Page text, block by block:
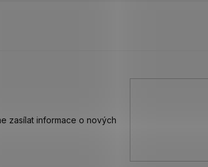
zasílat informace o nových